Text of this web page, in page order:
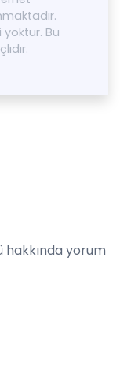
yoktur. Bu
hakkında yorum